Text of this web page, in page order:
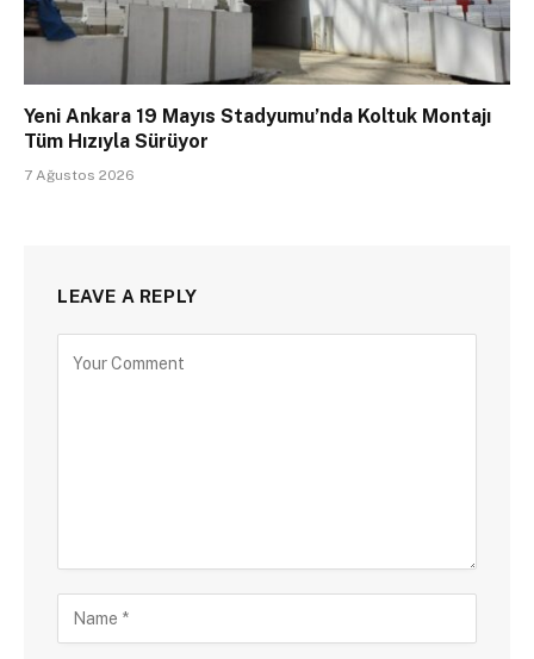
Yeni Ankara 19 Mayıs Stadyumu’nda Koltuk Montajı
Tüm Hızıyla Sürüyor
7 Ağustos 2026
LEAVE A REPLY